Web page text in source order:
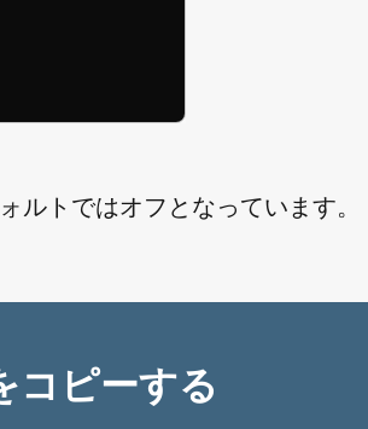
ルトではオフとなっています。
コピーする